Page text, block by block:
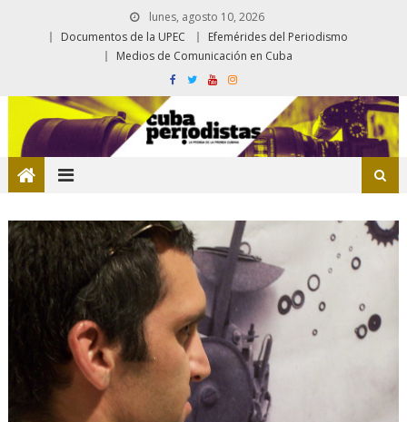
lunes, agosto 10, 2026
Documentos de la UPEC
Efemérides del Periodismo
Medios de Comunicación en Cuba